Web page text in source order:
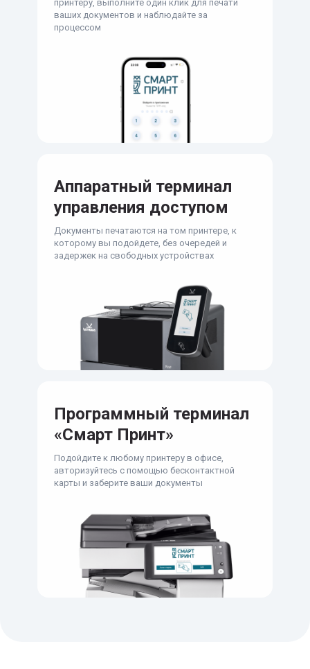
принтеру, выполните один клик для печати
ваших документов и наблюдайте за
процессом
Аппаратный терминал
управления доступом
Документы печатаются на том принтере, к
которому вы подойдете, без очередей и
задержек на свободных устройствах
Программный терминал
«Смарт Принт»
Подойдите к любому принтеру в офисе,
авторизуйтесь с помощью бесконтактной
карты и заберите ваши документы